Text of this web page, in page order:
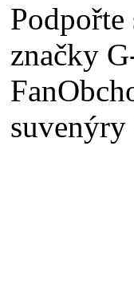
značky
suvenýry